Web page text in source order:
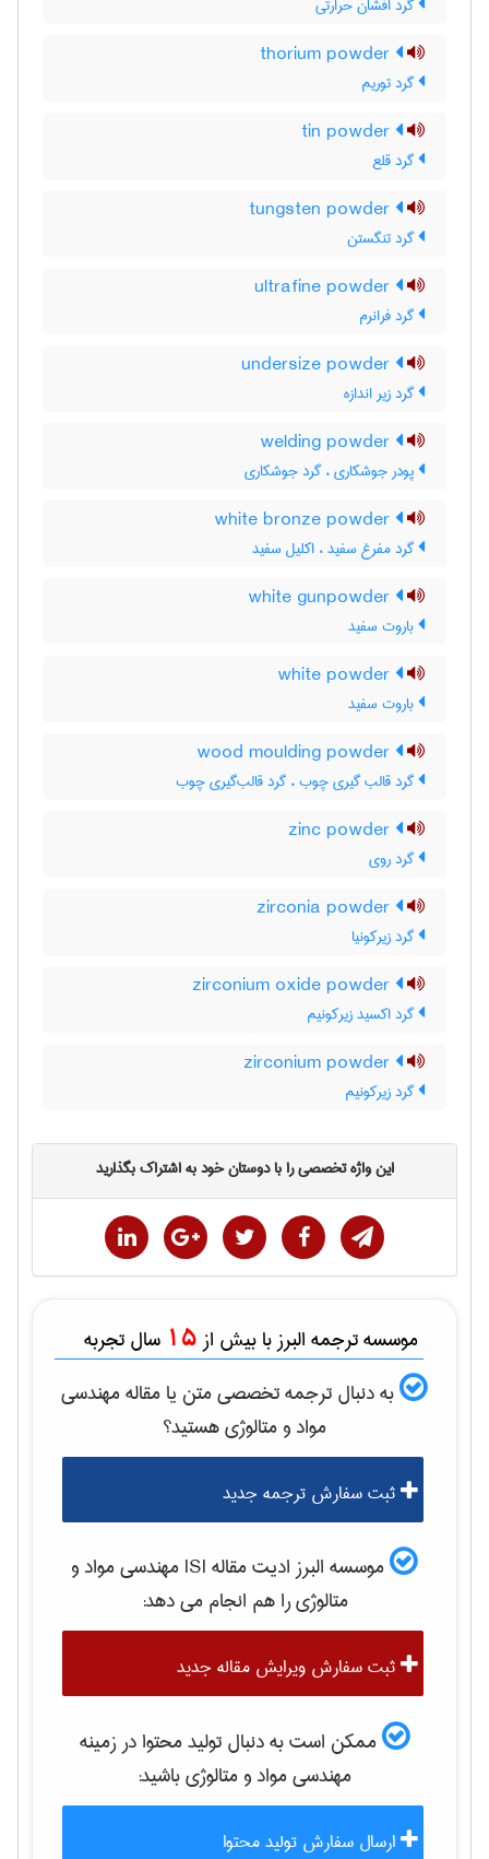
گرد توریم
گرد قلع
گرد تنگستن
گرد فرانرم
گرد زیر اندازه
پودر جوشکاری ، گرد جوشکاری
گرد مفرغ سفید ، اکلیل سفید
باروت سفید
باروت سفید
گرد قالب گیری چوب ، گرد قالب‌گیری چوب
گرد روی
گرد زیرکونیا
گرد اکسید زیرکونیم
گرد زیرکونیم
این واژه تخصصی را با دوستان خود به اشتراک بگذارید
موسسه ترجمه البرز با بیش از 15 سال تجربه
به دنبال ترجمه تخصصی متن یا مقالهمهندسی
مواد و متالوژیهستید؟
ثبت سفارش ترجمه جدید
موسسه البرز ادیت مقاله ISI
مهندسی مواد و
متالوژیرا هم انجام می دهد:
ثبت سفارش ویرایش مقاله جدید
ممکن است به دنبال تولید محتوا در زمینه
مهندسی مواد و متالوژیباشید:
ارسال سفارش تولید محتوا